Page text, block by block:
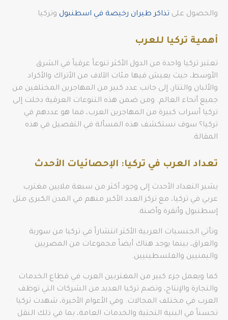
والحصول على تذاكر طيران رخيصة في اسطنبول وتركيا
أهمية تركيا للعرب
تعتبر تركيا واحدة من الدول الأكثر تنوعاً عرقياً في الشرق
الأوسط، حيث يعيش فيها مئات الآلاف من الأتراك والأكراد
والألبان والتتار، إلى جانب عدد كبير من المهاجرين المختلفين من
جميع أنحاء العالم. ومن ضمن هذه التنوعات العرقية دخلت إلى
تركيا أسراب كبيرة من المهاجرين العرب، فما هو عددهم في
تركيا؟ سوف نستكشف هذه المسألة في التفصيل في هذه
المقالة.
تعداد العرب في تركيا: الإحصائيات الأحدث
يشير التعداد الأحدث إلى وجود أكثر من سبعة ملايين مغترب
عربي في تركيا، مع تركز العدد الأكبر منهم في المدن الكبرى مثل
إسطنبول وأنقرة وأضنة.
وتأتي الجنسيات العربية الأكثر انتشاراً في تركيا من سورية
والعراق، بينما يوجد هناك أيضاً مجموعات من المصريين
واليمنيين والفلسطينيين.
كما ويعمل جزء كبير من المغتربين العرب في قطاع الخدمات
والتجارة والإنتاج، وتضم تركيا العديد من الشركات التي توظف
العرب في مختلف المجالات. وفي الأعوام الأخيرة، شهدت تركيا
تحسناً في البنية التحتية والخدمات العامة، بما في ذلك النقل